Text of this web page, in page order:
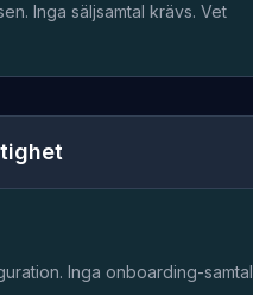
Inga säljsamtal krävs. Vet
Inga onboarding-samtal